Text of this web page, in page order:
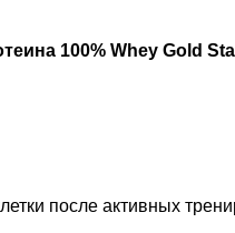
100% Whey Gold
после активных